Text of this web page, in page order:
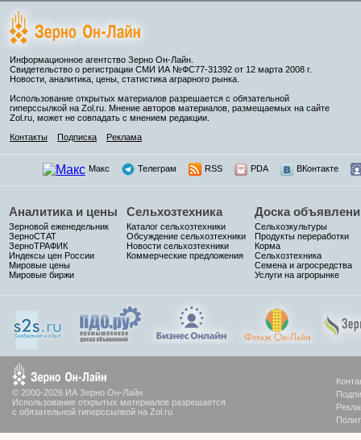
Информационное агентство Зерно Он-Лайн.
Свидетельство о регистрации СМИ ИА №ФС77-31392 от 12 марта 2008 г.
Новости, аналитика, цены, статистика аграрного рынка.
Использование открытых материалов разрешается с обязательной
гиперссылкой на Zol.ru. Мнение авторов материалов, размещаемых на сайте
Zol.ru, может не совпадать с мнением редакции.
Контакты
Подписка Реклама
Макс Телеграм RSS PDA ВКонтакте
Аналитика и цены
Зерновой еженедельник
ЗерноСТАТ
ЗерноТРАФИК
Индексы цен России
Мировые цены
Мировые биржи
Сельхозтехника
Каталог сельхозтехники
Обсуждение сельхозтехники
Новости сельхозтехники
Коммерческие предложения
Доска
Сельхозкультуры
Продукты переработки
Корма
Сельхозтехника
Семена и агросредства
Услуги на агрорынке
© 2000-2026 ИА Зерно Он-Лайн
Использование открытых материалов разрешается
с обязательной гиперссылкой на Zol.ru